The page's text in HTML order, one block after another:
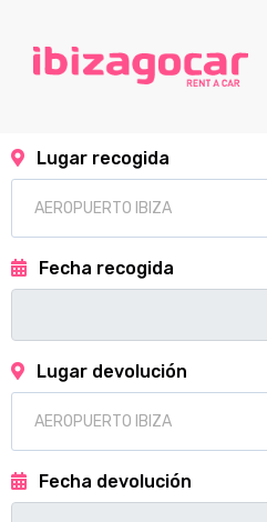
Lugar recogida
Fecha recogida
Lugar devolución
Fecha devolución